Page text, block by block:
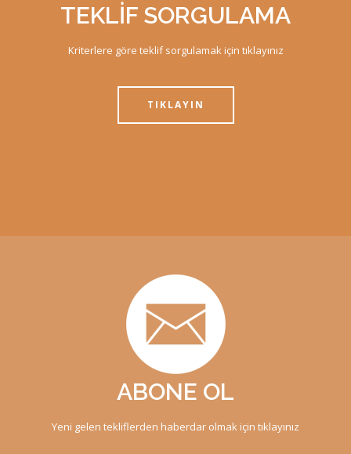
TEKLİF SORGULAMA
Kriterlere göre teklif sorgulamak için tıklayınız
TIKLAYIN
ABONE OL
Yeni gelen tekliflerden haberdar olmak için tıklayınız